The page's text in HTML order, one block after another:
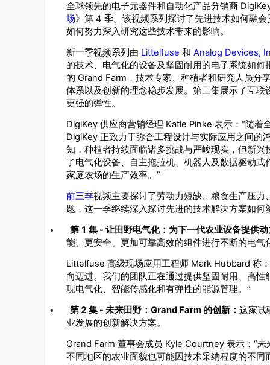
全球领先的电子元器件和自动化产品分销商
场》第 4 季。该视频系列探讨了先进技术如何融
如何努力深入研究这些技术带来的影响。
新一季视频系列由 Littelfuse 和 Analog Devices,
的技术、电气化的设备及坚固耐用的电子系统如
的 Grand Farm ，技术专家、种植者和研究人员分
体系以及创新的理念稳步发展。第三集展示了互
更强的弹性。
DigiKey 供应商营销经理 Katie Pinke 表示： “随着
DigiKey 正致力于弥合工程设计与实际应用之间的
知，种植者持续面临诸多挑战与严峻现实，但新
了电气化设备、自主拖拉机、机器人及数据驱动
家庭农场的生产效率。 ”
前三季视频主要探讨了劳动力短缺、粮食生产压
题，这一季继续深入探讨先进的技术解决方案如何
• 第 1 集 - 让田野电气化：为下一代农业设备提供动
能、更安全、更加可靠高效的组件进行不断的电气
Littelfuse 高级现场应用工程师 Mark Hubbard 称：
向迈进。我们的团队正在通过提供坚固耐用、高
现电气化、智能传感化和有弹性的能源管理。 ”
• 第 2 集 - 未来田野： Grand Farm 的创新： 这家试
业发展的创新解决方案。
Grand Farm 董事会成员 Kyle Courtney 表示： “未
不同地区的农业面貌也可能因技术采纳程度的不